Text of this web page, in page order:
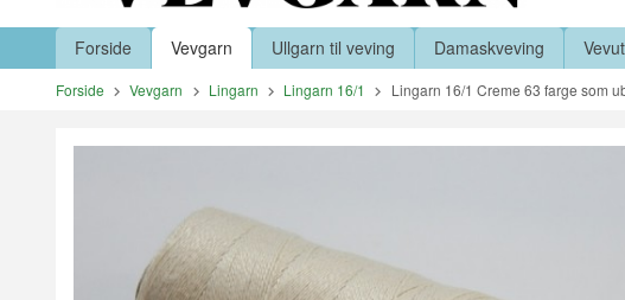
Produkter
Forside Vevgarn Ullgarn til veving Damaskveving
Forside Vevgarn Lingarn Lingarn 16/1 Lingarn 16/1 Creme 63 farge som